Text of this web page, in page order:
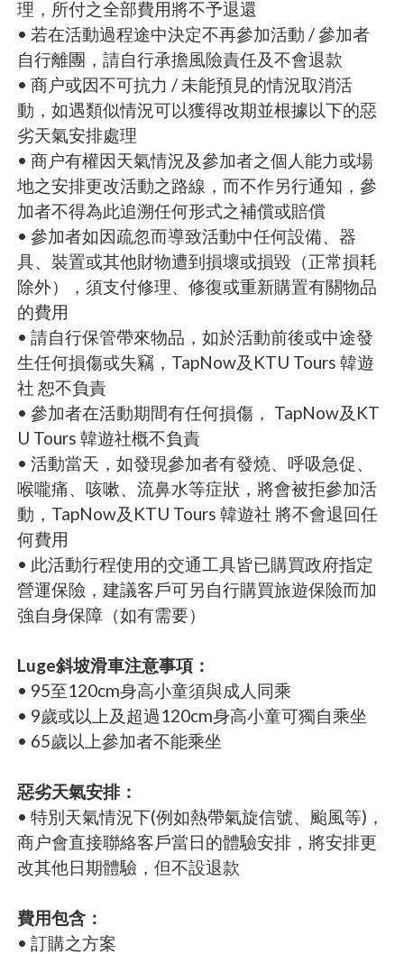
理，所付之全部費用將不予退還
• 若在活動過程途中決定不再參加活動 / 參加者
自行離團，請自行承擔風險責任及不會退款
• 商户或因不可抗力 / 未能預見的情況取消活
動，如遇類似情況可以獲得改期並根據以下的惡
劣天氣安排處理
• 商户有權因天氣情況及參加者之個人能力或場
地之安排更改活動之路線，而不作另行通知，參
加者不得為此追溯任何形式之補償或賠償
• 參加者如因疏忽而導致活動中任何設備、器
具、裝置或其他財物遭到損壞或損毀（正常損耗
除外），須支付修理、修復或重新購置有關物品
的費用
• 請自行保管帶來物品，如於活動前後或中途發
生任何損傷或失竊，TapNow及KTU Tours 韓遊
社 恕不負責
• 參加者在活動期間有任何損傷， TapNow及KT
U Tours 韓遊社概不負責
• 活動當天，如發現參加者有發燒、呼吸急促、
喉嚨痛、咳嗽、流鼻水等症狀，將會被拒參加活
動，TapNow及KTU Tours 韓遊社 將不會退回任
何費用
• 此活動行程使用的交通工具皆已購買政府指定
營運保險，建議客戶可另自行購買旅遊保險而加
強自身保障（如有需要）
Luge斜坡滑車注意事項：
• 95至120cm身高小童須與成人同乘
• 9歲或以上及超過120cm身高小童可獨自乘坐
• 65歲以上參加者不能乘坐
惡劣天氣安排：
• 特別天氣情況下(例如熱帶氣旋信號、颱風等)，
商户會直接聯絡客戶當日的體驗安排，將安排更
改其他日期體驗，但不設退款
費用包含：
• 訂購之方案